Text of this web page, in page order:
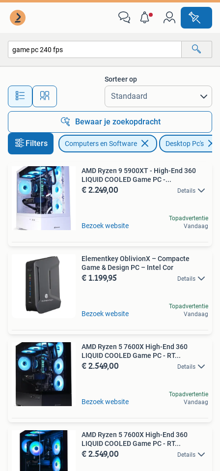
Alle afstanden…
Sorteer op
Bewaar je zoekopdracht
Filters Computers en Software Desktop Pc's
AMD Ryzen 9 5900XT - High-End 360
LIQUID COOLED Game PC -...
€ 2.249,00 Details
Bezoek website
Topadvertentie
Vandaag
Elementkey OblivionX – Compacte
Game & Design PC – Intel Cor
€ 1.199,95 Details
Bezoek website
Topadvertentie
Vandaag
AMD Ryzen 5 7600X High-End 360
LIQUID COOLED Game PC - RT...
€ 2.549,00 Details
Bezoek website
Topadvertentie
Vandaag
AMD Ryzen 5 7600X High-End 360
LIQUID COOLED Game PC - RT...
€ 2.549,00 Details